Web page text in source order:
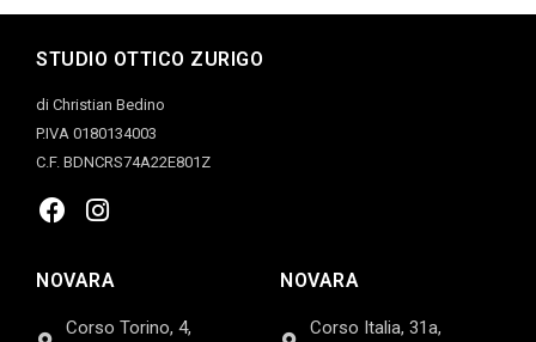
STUDIO OTTICO ZURIGO
di Christian Bedino
P.IVA 0180134003
C.F. BDNCRS74A22E801Z
NOVARA
Corso Torino, 4,
NOVARA
Corso Italia, 31a,